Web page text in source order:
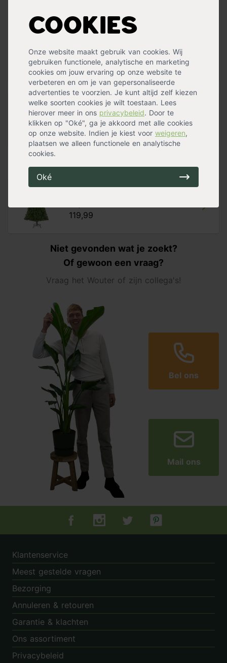
Cookies
Onze website maakt gebruik van cookies. Wij
gebruiken functionele, analytische en marketing
cookies om jouw ervaring op onze website te
verbeteren en om je van gepersonaliseerde
advertenties te voorzien. Je kunt altijd zelf kiezen
welke soorten cookies je wilt toestaan. Lees
hierover meer in ons privacybeleid. Door te
klikken op "Oké", ga je akkoord met alle cookies
op onze website. Indien je kiest voor weigeren,
plaatsen we alleen functionele en analytische
cookies.
Oké
Deze klassieke kerstverlichting is verkrijgbaar in de warm
Lees meer »
De kerstverlichting bestaat uit 20 lampjes met 20 cm
tussenruimte en wordt geleverd inclusief transformator.
Het aanloopsnoer van de transformator naar het eerste
lichtje is 5 meter en elk lampje heeft 1 LED-lampje. Je
kunt de kerstverlichting verlengen tot maximaal 100
lampjes op 1 transformator met onze ‘uitbreidingsset
klassieke kerstverlichting’.
Tip: wilt u meer klassieke kerstverlichting in uw boom
hangen? Kijk dan eens naar onze uitbreidingsset
klassieke kerstverlichting!
Specificaties
Garatie
2 jaar
Geschikt voor
Binnen, Buiten
119,99
Niet gevonden wat je zoekt?
Of gewoon een vraag?
Vraag het Wouter of zijn collega's!
Bel ons
Mail ons
Tuincentrum.nl op Facebook
Tuincentrum.nl op Instagram
Tuincentrum.nl op Twitter
Tuincentrum.nl op
Klantenservice
Meest gestelde vragen
Bezorging
Annuleren & retouren
Garantie & klachten
Ons assortiment
Privacybeleid